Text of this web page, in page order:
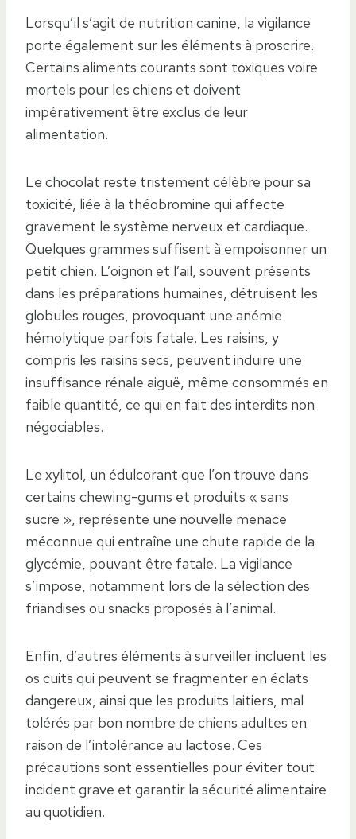
Lorsqu’il s’agit de nutrition canine, la vigilance
porte également sur les éléments à proscrire.
Certains aliments courants sont toxiques voire
mortels pour les chiens et doivent
impérativement être exclus de leur
alimentation.
Le chocolat reste tristement célèbre pour sa
toxicité, liée à la théobromine qui affecte
gravement le système nerveux et cardiaque.
Quelques grammes suffisent à empoisonner un
petit chien. L’oignon et l’ail, souvent présents
dans les préparations humaines, détruisent les
globules rouges, provoquant une anémie
hémolytique parfois fatale. Les raisins, y
compris les raisins secs, peuvent induire une
insuffisance rénale aiguë, même consommés en
faible quantité, ce qui en fait des interdits non
négociables.
Le xylitol, un édulcorant que l’on trouve dans
certains chewing-gums et produits « sans
sucre », représente une nouvelle menace
méconnue qui entraîne une chute rapide de la
glycémie, pouvant être fatale. La vigilance
s’impose, notamment lors de la sélection des
friandises ou snacks proposés à l’animal.
Enfin, d’autres éléments à surveiller incluent les
os cuits qui peuvent se fragmenter en éclats
dangereux, ainsi que les produits laitiers, mal
tolérés par bon nombre de chiens adultes en
raison de l’intolérance au lactose. Ces
précautions sont essentielles pour éviter tout
incident grave et garantir la sécurité alimentaire
au quotidien.